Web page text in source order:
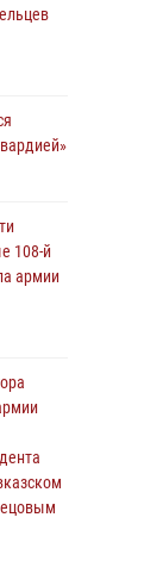
108-й
армии